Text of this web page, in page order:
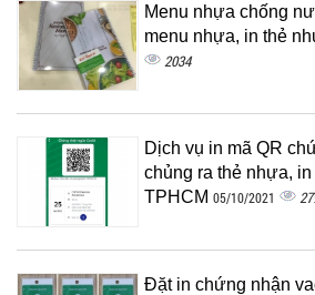
Menu nhựa chống
menu nhựa, in thẻ
2034
Dịch vụ in mã QR
chủng ra thẻ nhựa,
TPHCM 05/10/2021
Đặt in chứng nhận